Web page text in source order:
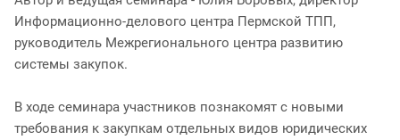
Информационно-делового центра Пермской ТПП,
руководитель Межрегионального центра развитию
системы закупок.
В ходе семинара участников познакомят с новыми
требования к закупкам отдельных видов юридических